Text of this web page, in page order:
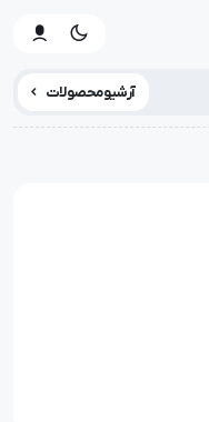
آرشیو محصولات